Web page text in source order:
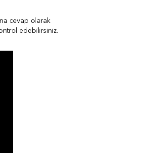
cevap olarak
edebilirsiniz.